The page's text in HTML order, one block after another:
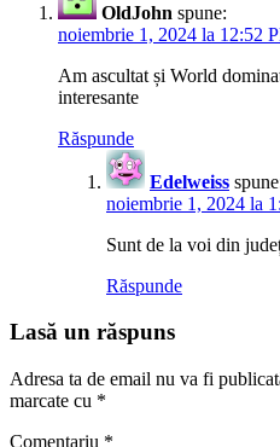
OldJohn spune:
noiembrie 1, 2024 la 12:52
Am ascultat și World
interesante
Răspunde
Edelweiss
noiembrie 1, 2024 la
Sunt de la voi din
Răspunde
Lasă un răspuns
Adresa ta de email nu va fi
marcate cu *
Comentariu *